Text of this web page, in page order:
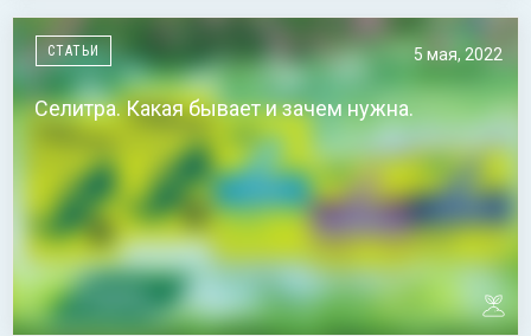
СТАТЬИ 5 мая, 2022
Селитра. Какая бывает и зачем нужна.